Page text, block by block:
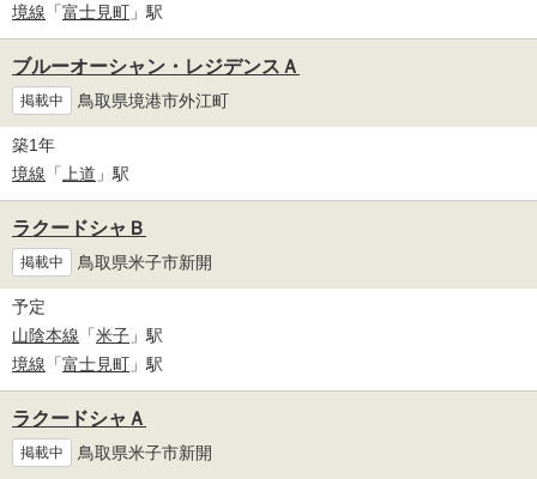
境線 「富士見町 」駅
ブルーオーシャン・レジデンスＡ
掲載中 鳥取県境港市外江町
築1年
境線 「上道 」駅
ラクードシャＢ
掲載中 鳥取県米子市新開
予定
山陰本線 「米子 」駅
境線 「富士見町 」駅
ラクードシャＡ
掲載中 鳥取県米子市新開